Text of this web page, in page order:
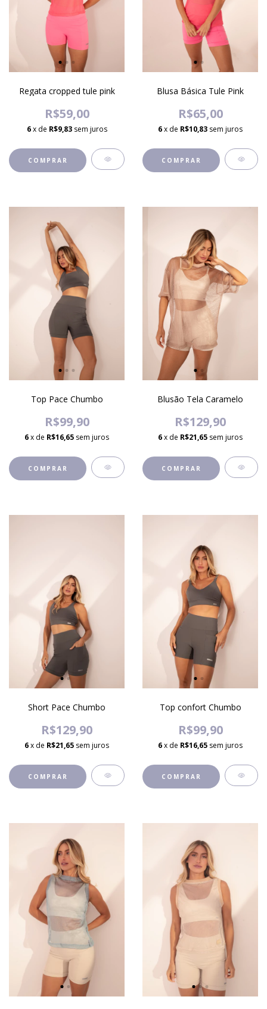
Regata cropped tule pink
R$59,00
6 x de R$9,83 sem juros
COMPRAR
Blusa Básica Tule Pink
R$65,00
6x de R$10,83 sem juros
COMPRAR
Top Pace Chumbo
R$99,90
6x de R$16,65 sem juros
COMPRAR
Blusão Tela Caramelo
R$129,90
6x de R$21,65 sem juros
COMPRAR
Short Pace Chumbo
R$129,90
6x de R$21,65 sem juros
COMPRAR
Top confort Chumbo
R$99,90
6x de R$16,65 sem juros
COMPRAR